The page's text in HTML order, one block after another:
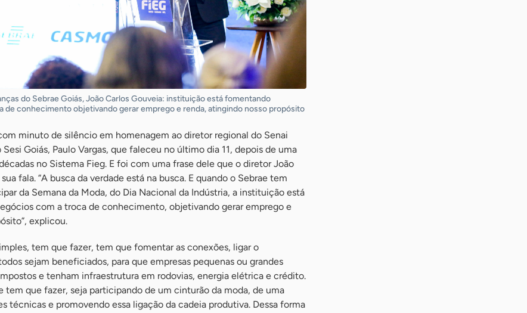
do Sebrae Goiás, João Carlos Gouveia: instituição está fomentando
de conhecimento objetivando gerar emprego e renda, atingindo nosso propósito
minuto de silêncio em homenagem ao diretor regional do Senai
Goiás, Paulo Vargas, que faleceu no último dia 11, depois de uma
no Sistema Fieg. E foi com uma frase dele que o diretor João
fala. “A busca da verdade está na busca. E quando o Sebrae tem
da Semana da Moda, do Dia Nacional da Indústria, a instituição está
com a troca de conhecimento, objetivando gerar emprego e
explicou.
tem que fazer, tem que fomentar as conexões, ligar o
sejam beneficiados, para que empresas pequenas ou grandes
e tenham infraestrutura em rodovias, energia elétrica e crédito.
tem que fazer, seja participando de um cinturão da moda, de uma
técnicas e promovendo essa ligação da cadeia produtiva. Dessa forma